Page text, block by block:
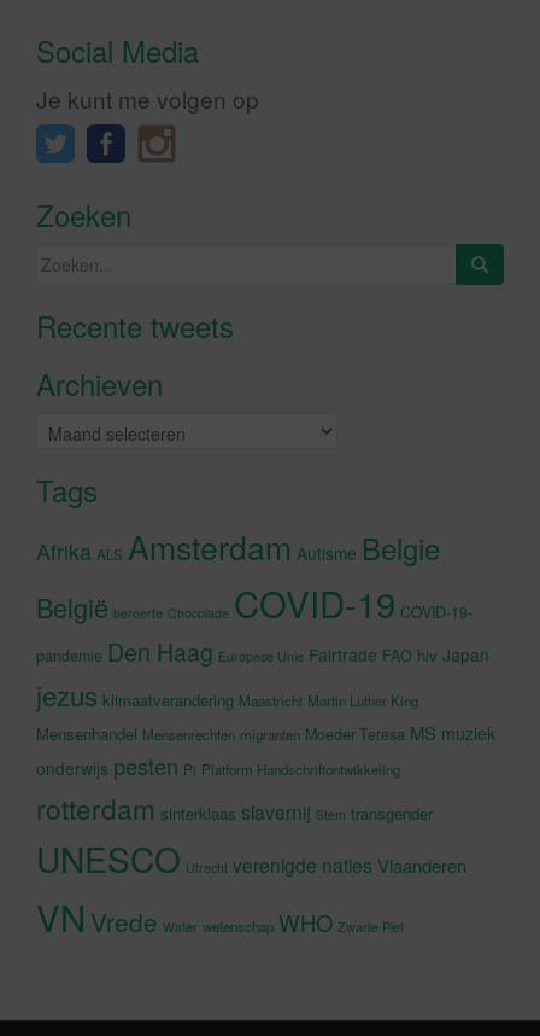
Social Media
Je kunt me volgen op
Zoeken
Zoeken
Recente tweetsKlik om marketing cookies te
Archieven
Archieven
Tags
Afrika ALS Amsterdam Autisme Belgie
België beroerte Chocolade COVID-19 COVID-19-
pandemie Den Haag Europese Unie Fairtrade FAO hiv Japan
jezus klimaatverandering Maastricht Martin Luther King
Mensenhandel Mensenrechten migranten Moeder Teresa MS muziek
onderwijs pesten Pi Platform Handschriftontwikkeling
rotterdam sinterklaas slavernij Stem transgender
UNESCO Utrecht verenigde naties Vlaanderen
VN Vrede Water wetenschap WHO Zwarte Piet